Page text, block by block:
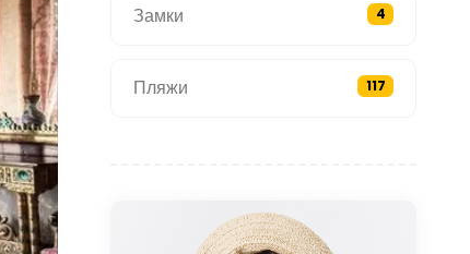
Замки 4
Пляжи 117